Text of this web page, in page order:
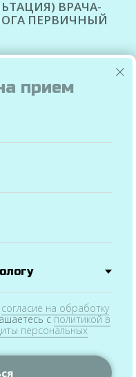
ВРАЧА-
ПЕРВИЧНЫЙ
ВРАЧА-
ПОВТОРНЫЙ
прием
прием
согласие на обработку
cполитикой в
персональных
Официальная